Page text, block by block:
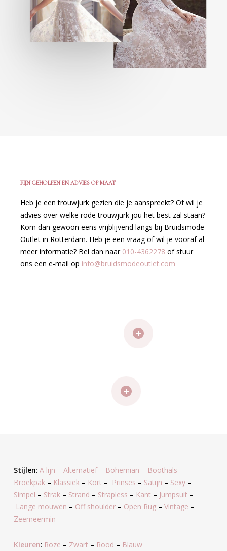
FIJN GEHOLPEN EN ADVIES OP MAAT
Heb je een trouwjurk gezien die je aanspreekt? Of wil je
advies over welke rode trouwjurk jou het best zal staan?
Kom dan gewoon eens vrijblijvend langs bij Bruidsmode
Outlet in Rotterdam. Heb je een vraag of wil je vooraf al
meer informatie? Bel dan naar 010-4362278 of stuur
ons een e-mail op info@bruidsmodeoutlet.com
Stijlen: A lijn – Alternatief– Bohemian – Boothals –
Broekpak– Klassiek– Kort – Prinses – Satijn – Sexy–
Simpel – Strak– Strand – Strapless – Kant – Jumpsuit –
Lange mouwen – Off shoulder– Open Rug– Vintage –
Zeemeermin
Kleuren: Roze – Zwart – Rood – Blauw